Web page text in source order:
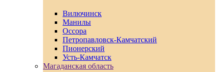
Вилючинск
Манилы
Оссора
Петропавловск-Камчатский
Пионерский
Усть-Камчатск
Магаданская область